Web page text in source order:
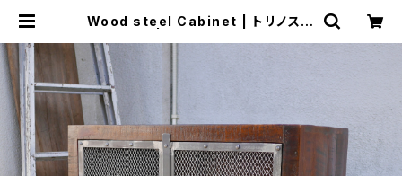
Wood steel Cabinet | トリノス-t